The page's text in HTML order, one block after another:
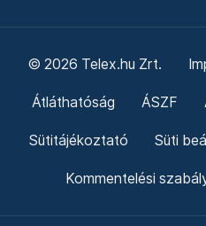
© 2026 Telex.hu Zrt.
Átláthatóság ÁSZF
Sütitájékoztató Süti
Kommentelési